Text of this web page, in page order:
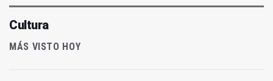
Cultura
MÁS VISTO HOY